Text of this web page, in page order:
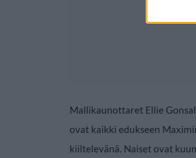
Mallikaunottaret Ellie
ovat kaikki edukseen
kiiltelevänä. Naiset ovat